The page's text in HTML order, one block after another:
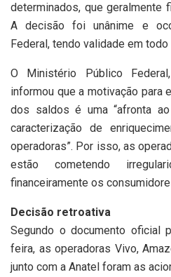
determinados, que geralmente
A decisão foi unânime e
Federal, tendo validade em
O Ministério Público
informou que a motivação para
dos saldos é uma “afronta
caracterização de
operadoras”. Por isso, as
estão cometendo
financeiramente os
Decisão retroativa
Segundo o documento oficial
feira, as operadoras Vivo,
junto com a Anatel foram as